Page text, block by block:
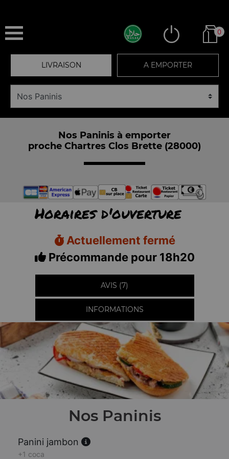
0
LIVRAISON A EMPORTER
Nos Paninis à emporter
proche Chartres Clos Brette (28000)
Horaires d'ouverture
Actuellement fermé
Précommande pour 18h20
AVIS (7)
INFORMATIONS
Nos Paninis
Panini jambon
+1 coca